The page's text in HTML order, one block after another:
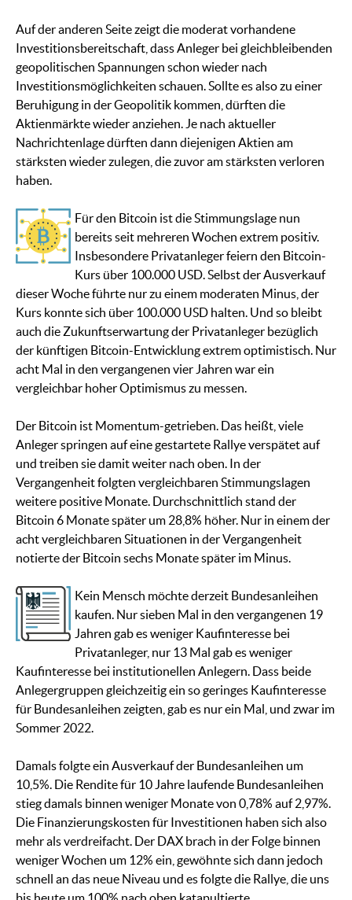
Auf der anderen Seite zeigt die moderat vorhandene
Investitionsbereitschaft, dass Anleger bei gleichbleibenden
geopolitischen Spannungen schon wieder nach
Investitionsmöglichkeiten schauen. Sollte es also zu einer
Beruhigung in der Geopolitik kommen, dürften die
Aktienmärkte wieder anziehen. Je nach aktueller
Nachrichtenlage dürften dann diejenigen Aktien am
stärksten wieder zulegen, die zuvor am stärksten verloren
haben.
Für den Bitcoin ist die Stimmungslage nun
bereits seit mehreren Wochen extrem positiv.
Insbesondere Privatanleger feiern den Bitcoin-
Kurs über 100.000 USD. Selbst der Ausverkauf
dieser Woche führte nur zu einem moderaten Minus, der
Kurs konnte sich über 100.000 USD halten. Und so bleibt
auch die Zukunftserwartung der Privatanleger bezüglich
der künftigen Bitcoin-Entwicklung extrem optimistisch. Nur
acht Mal in den vergangenen vier Jahren war ein
vergleichbar hoher Optimismus zu messen.
Der Bitcoin ist Momentum-getrieben. Das heißt, viele
Anleger springen auf eine gestartete Rallye verspätet auf
und treiben sie damit weiter nach oben. In der
Vergangenheit folgten vergleichbaren Stimmungslagen
weitere positive Monate. Durchschnittlich stand der
Bitcoin 6 Monate später um 28,8% höher. Nur in einem der
acht vergleichbaren Situationen in der Vergangenheit
notierte der Bitcoin sechs Monate später im Minus.
Kein Mensch möchte derzeit Bundesanleihen
kaufen. Nur sieben Mal in den vergangenen 19
Jahren gab es weniger Kaufinteresse bei
Privatanleger, nur 13 Mal gab es weniger
Kaufinteresse bei institutionellen Anlegern. Dass beide
Anlegergruppen gleichzeitig ein so geringes Kaufinteresse
für Bundesanleihen zeigten, gab es nur ein Mal, und zwar im
Sommer 2022.
Damals folgte ein Ausverkauf der Bundesanleihen um
10,5%. Die Rendite für 10 Jahre laufende Bundesanleihen
stieg damals binnen weniger Monate von 0,78% auf 2,97%.
Die Finanzierungskosten für Investitionen haben sich also
mehr als verdreifacht. Der DAX brach in der Folge binnen
weniger Wochen um 12% ein, gewöhnte sich dann jedoch
schnell an das neue Niveau und es folgte die Rallye, die uns